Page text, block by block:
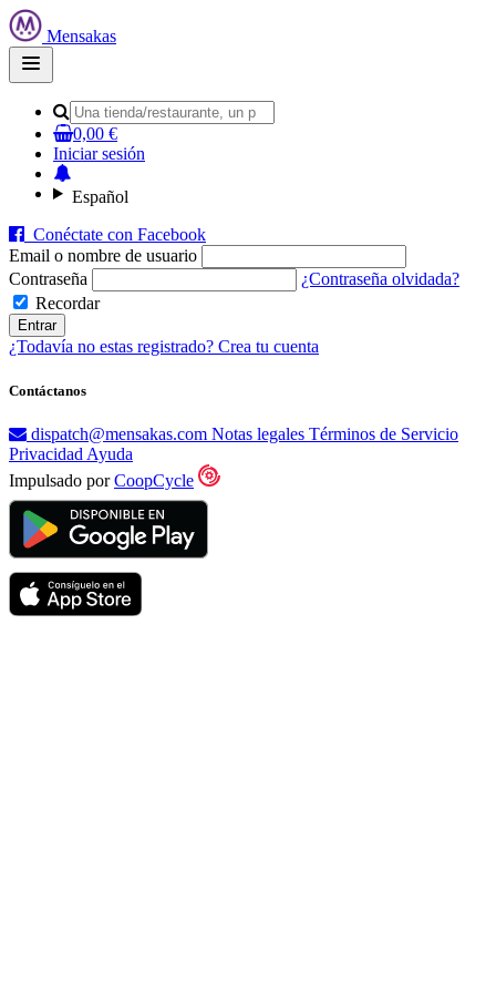
Mensakas
Open
main
0,00 €
Iniciar sesión
Español
Conéctate con Facebook
Email o nombre de usuario
Contraseña
¿Contraseña olvidada?
Recordar
¿Todavía no estas registrado? Crea tu cuenta
Contáctanos
dispatch@mensakas.com Notas legales Términos de Servicio
Privacidad Ayuda
Impulsado porCoopCycle